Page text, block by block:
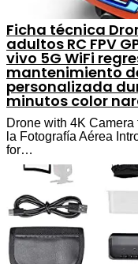
Ficha técnica
adultos RC FPV
vivo 5G WiFi
mantenimiento
personalizada
minutos color
Drone with 4K
la Fotografía Aérea
for…